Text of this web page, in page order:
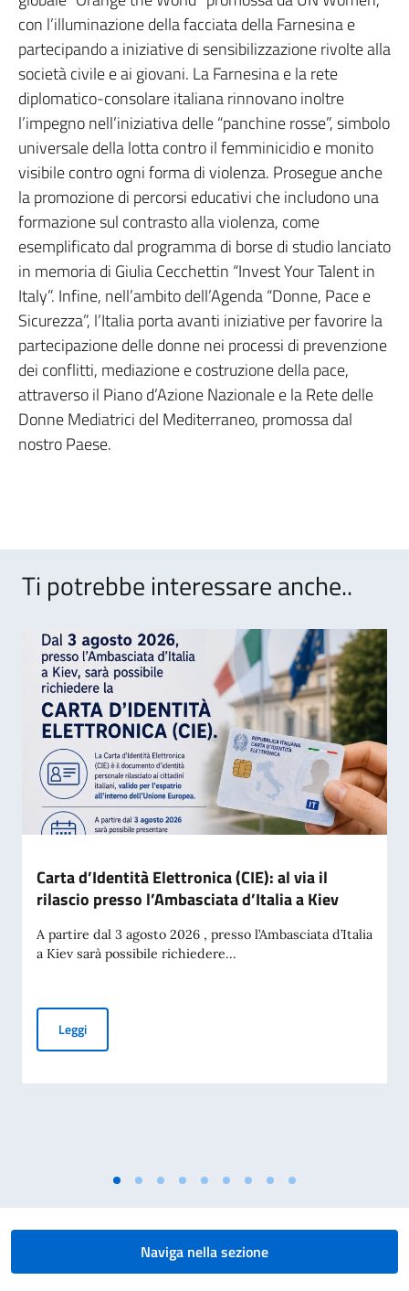
con l’illuminazione della facciata della Farnesina e
partecipando a iniziative di sensibilizzazione rivolte alla
società civile e ai giovani. La Farnesina e la rete
diplomatico-consolare italiana rinnovano inoltre
l’impegno nell’iniziativa delle “panchine rosse”, simbolo
universale della lotta contro il femminicidio e monito
visibile contro ogni forma di violenza. Prosegue anche
la promozione di percorsi educativi che includono una
formazione sul contrasto alla violenza, come
esemplificato dal programma di borse di studio lanciato
in memoria di Giulia Cecchettin “Invest Your Talent in
Italy”. Infine, nell’ambito dell’Agenda “Donne, Pace e
Sicurezza”, l’Italia porta avanti iniziative per favorire la
partecipazione delle donne nei processi di prevenzione
dei conflitti, mediazione e costruzione della pace,
attraverso il Piano d’Azione Nazionale e la Rete delle
Donne Mediatrici del Mediterraneo, promossa dal
nostro Paese.
Ti potrebbe interessare anche..
Carta d’Identità Elettronica (CIE): al via il
rilascio presso l’Ambasciata d’Italia a Kiev
A partire dal 3 agosto 2026 , presso l’Ambasciata d’Italia
a Kiev sarà possibile richiedere...
LeggiCarta d’Identità Elettronica (CIE): al via il rilascio presso
Naviga nella sezione